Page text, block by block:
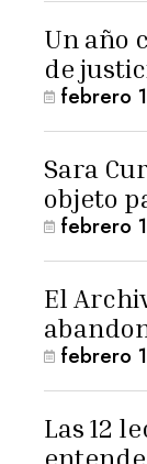
Un año
de
febrero
Sara
objeto
febrero
El
febrero
Las 12